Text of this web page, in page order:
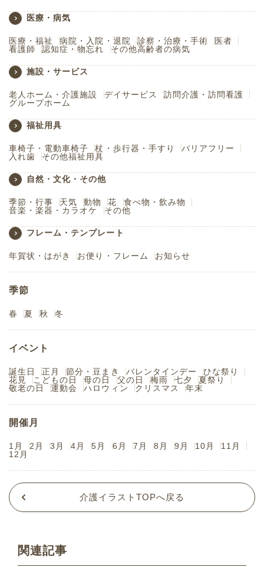
医療・病気
医療・福祉 病院・入院・退院 診察・治療・手術
医者
看護師
認知症・物忘れ その他高齢者の病気
施設・サービス
老人ホーム・介護施設 デイサービス
訪問介護・訪問看護
グループホーム
福祉用具
車椅子・電動車椅子 杖・歩行器・手すり
バリアフリー
入れ歯
その他福祉用具
自然・文化・その他
季節・行事 天気 動物 花
食べ物・飲み物
音楽・楽器・カラオケ
その他
フレーム・テンプレート
年賀状・はがき お便り・フレーム お知らせ
季節
春 夏 秋 冬
イベント
誕生日 正月 節分・豆まき バレンタインデー
ひな祭り
花見
こどもの日 母の日 父の日 梅雨 七夕
夏祭り
敬老の日
運動会 ハロウィン クリスマス 年末
開催月
1月 2月 3月 4月 5月 6月 7月 8月 9月 10月
11月
12月
介護イラストTOPへ戻る
関連記事